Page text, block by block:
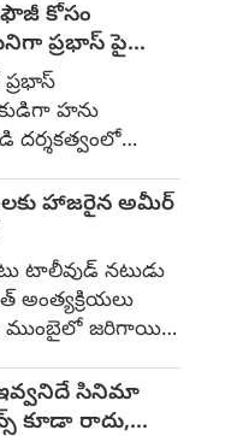
ప్రభాస్ పై
హను
దర్శకత్వంలో
హైదరాబాద్ లోని
భారతదేశానికి
పూర్వం ఓ
ఈ సినిమా
తెలిసింది.
షేడ్స్ వున్న
పోషిస్తున్నాడు.
హాజరైన అమీర్
టాలీవుడ్ నటుడు
అంత్యక్రియలు
ముంబైలో జరిగాయి.
కన్నుమూసిన
సినిమా
కూడా రాదు,